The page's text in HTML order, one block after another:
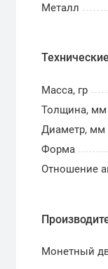
Металл
Технические
Масса, гр
Толщина, мм
Диаметр, мм
Форма
Отношение
Монетный